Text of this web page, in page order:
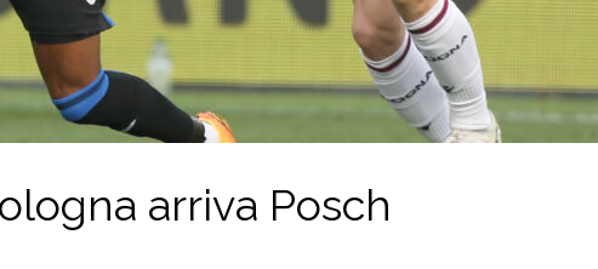
arriva Posch